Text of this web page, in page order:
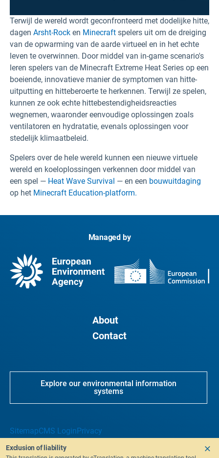
Terwijl de wereld wordt geconfronteerd met dodelijke hitte,
dagen Arsht-Rock en Minecraft spelers uit om de dreiging
van de opwarming van de aarde virtueel en in het echte
leven te overwinnen. Door middel van in-game scenario's
leren spelers van de Minecraft Extreme Heat Series op een
boeiende, innovatieve manier de symptomen van hitte-
uitputting en hitteberoerte te herkennen. Terwijl ze spelen,
kunnen ze ook echte hittebestendigheidsreacties
wegnemen, waaronder eenvoudige oplossingen zoals
ventilatoren en hydratatie, evenals oplossingen voor
stedelijk klimaatbeleid.
Spelers over de hele wereld kunnen een nieuwe virtuele
wereld en koeloplossingen verkennen door middel van
een spel — Heat Wave Survival — en een bouwuitdaging
op het Minecraft Education-platform.
Managed by
About
Contact
Explore our environmental information
systems
SitemapCMS LoginPrivacy
Exclusion of liability